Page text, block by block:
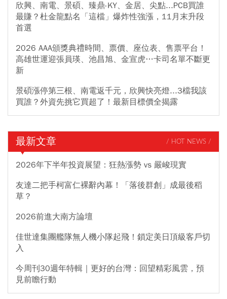
欣興、南電、景碩、臻鼎-KY、金居、尖點...PCB買誰
最賺？杜金龍點名「這檔」爆炸性強漲，11月末升段
首選
2026 AAA頒獎典禮時間、票價、座位表、售票平台！
高雄世運迎張員瑛、池昌旭、金宣虎…卡司名單不斷更
新
景碩漲停第三根、南電返千元，欣興快亮燈...3檔我該
買誰？外資先挑它買超了！最新目標價全揭露
最新文章 / HOT NEWS /
2026年下半年投資展望：狂熱漲勢 vs 嚴峻現實
友達二把手柯富仁裸辭內幕！「落後群創」成最後稻
草？
2026前進大南方論壇
佳世達集團艦隊無人機小隊起飛！鎖定美日頂級客戶切
入
今周刊30週年特輯｜更好的台灣：回望精彩風雲，預
見前瞻行動